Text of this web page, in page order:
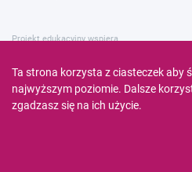
Projekt edukacyjny wspiera
Ta strona korzysta z ciasteczek aby
najwyższym poziomie. Dalsze
zgadzasz się na ich użycie.